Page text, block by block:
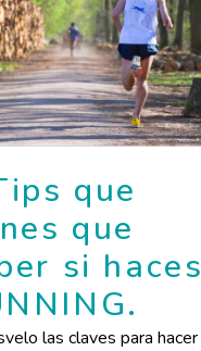
que
que
si haces
las claves para hacer